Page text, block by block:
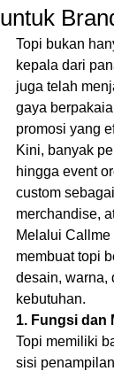
untuk
Topi bukan
kepala dari
juga telah
gaya
promosi yang
Kini, banyak
hingga event
custom
merchandise,
Melalui Callme
membuat topi
desain, warna,
kebutuhan.
1. Fungsi dan
Topi memiliki
sisi